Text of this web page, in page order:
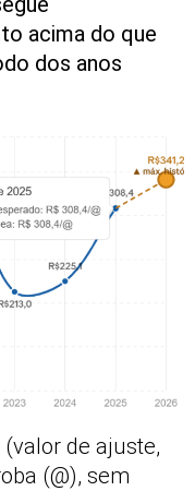
acima do que
dos anos
(valor de ajuste,
(@), sem